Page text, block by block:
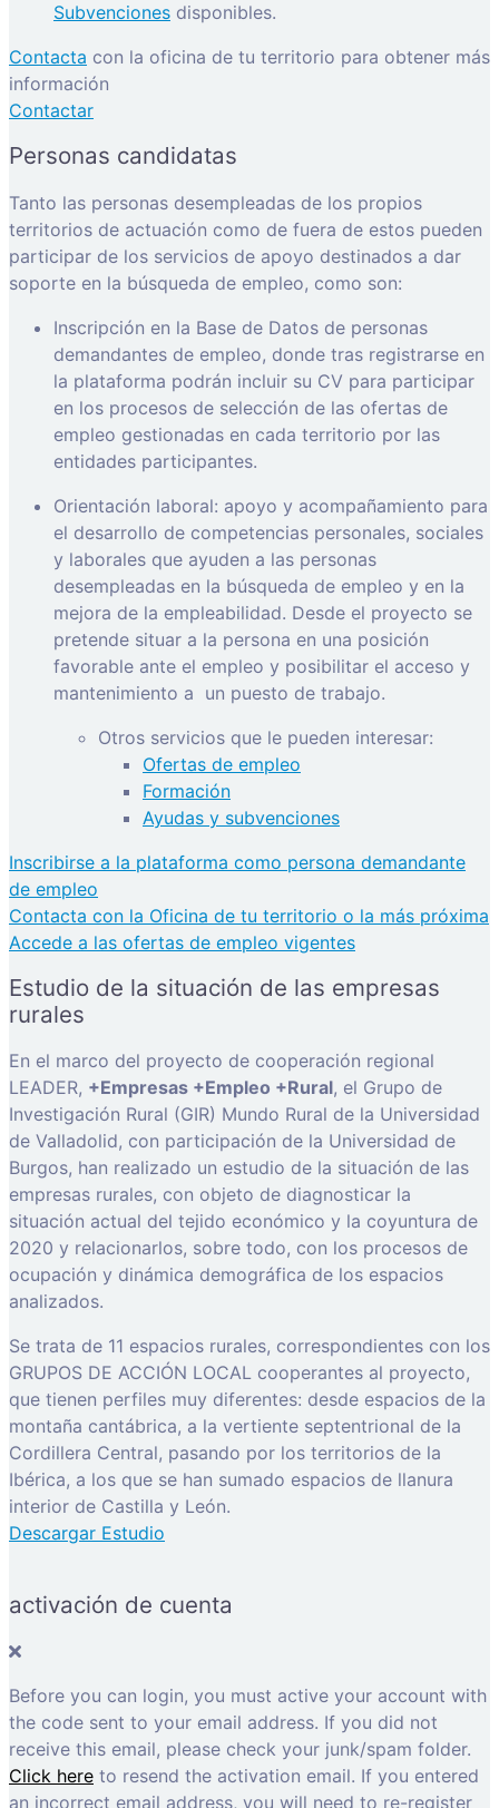
Subvenciones disponibles.
Contacta con la oficina de tu territorio para obtener más
información
Contactar
Personas candidatas
Tanto las personas desempleadas de los propios
territorios de actuación como de fuera de estos pueden
participar de los servicios de apoyo destinados a dar
soporte en la búsqueda de empleo, como son:
Inscripción en la Base de Datos de personas
demandantes de empleo, donde tras registrarse en
la plataforma podrán incluir su CV para participar
en los procesos de selección de las ofertas de
empleo gestionadas en cada territorio por las
entidades participantes.
Orientación laboral: apoyo y acompañamiento para
el desarrollo de competencias personales, sociales
y laborales que ayuden a las personas
desempleadas en la búsqueda de empleo y en la
mejora de la empleabilidad. Desde el proyecto se
pretende situar a la persona en una posición
favorable ante el empleo y posibilitar el acceso y
mantenimiento a un puesto de trabajo.
Otros servicios que le pueden interesar:
Ofertas de empleo
Formación
Ayudas y subvenciones
Inscribirse a la plataforma como persona demandante
de empleo
Contacta con la Oficina de tu territorio o la más próxima
Accede a las ofertas de empleo vigentes
Estudio de la situación de las empresas
rurales
En el marco del proyecto de cooperación regional
LEADER, +Empresas +Empleo +Rural, el Grupo de
Investigación Rural (GIR) Mundo Rural de la Universidad
de Valladolid, con participación de la Universidad de
Burgos, han realizado un estudio de la situación de las
empresas rurales, con objeto de diagnosticar la
situación actual del tejido económico y la coyuntura de
2020 y relacionarlos, sobre todo, con los procesos de
ocupación y dinámica demográfica de los espacios
analizados.
Se trata de 11 espacios rurales, correspondientes con los
GRUPOS DE ACCIÓN LOCAL cooperantes al proyecto,
que tienen perfiles muy diferentes: desde espacios de la
montaña cantábrica, a la vertiente septentrional de la
Cordillera Central, pasando por los territorios de la
Ibérica, a los que se han sumado espacios de llanura
interior de Castilla y León.
Descargar Estudio
activación de cuenta
Before you can login, you must active your account with
the code sent to your email address. If you did not
receive this email, please check your junk/spam folder.
Click here to resend the activation email. If you entered
an incorrect email address, you will need to re-register